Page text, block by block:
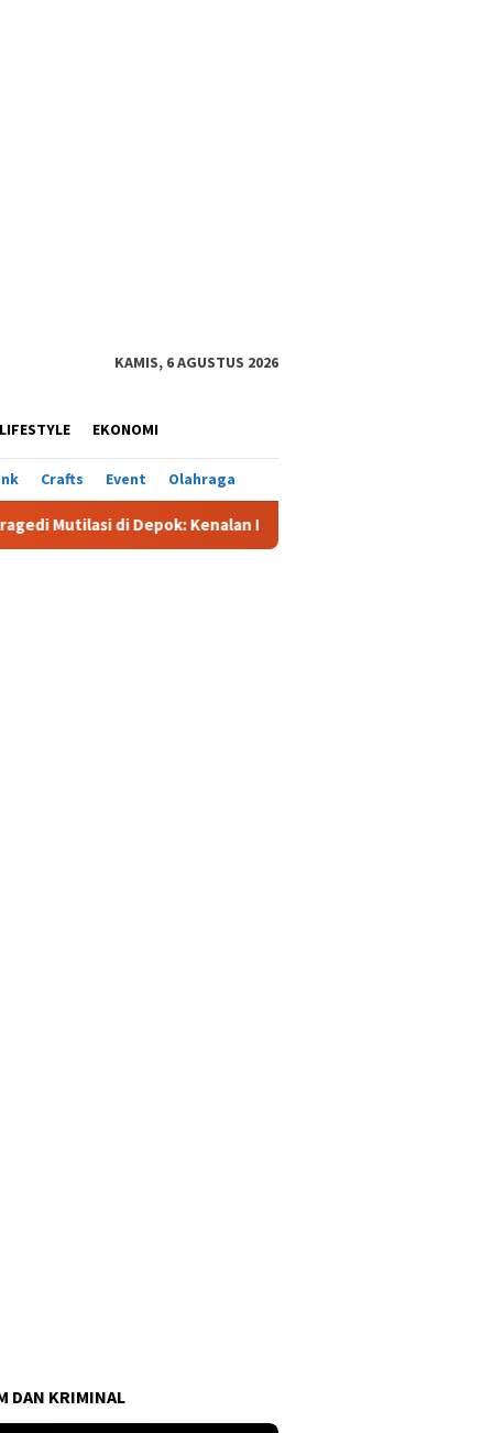
KAMIS, 6 AGUSTUS 2026
LIFESTYLE EKONOMI
Crafts Event Olahraga
Kenalan Lewat Medsos Berujung Pembunuhan, Pelaku
DAN KRIMINAL